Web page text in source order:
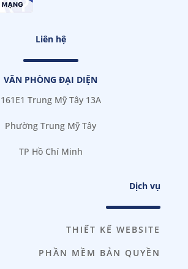
Liên hệ
VĂN PHÒNG ĐẠI DIỆN
161E1 Trung Mỹ Tây 13A
Phường Trung Mỹ Tây
TP Hồ Chí Minh
Dịch vụ
THIẾT KẾ WEBSITE
PHẦN MỀM BẢN QUYỀN